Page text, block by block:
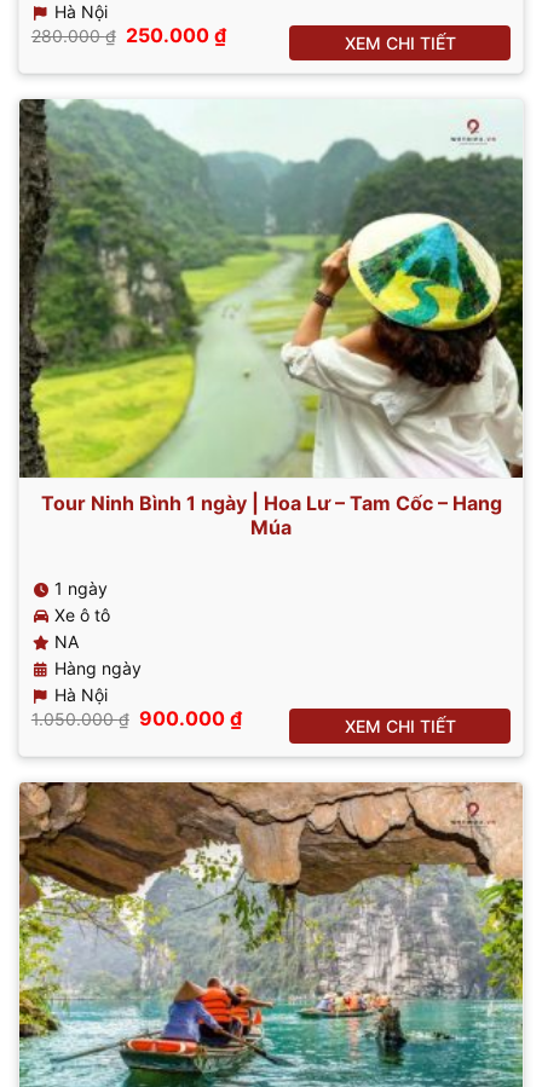
Hà Nội
280.000₫ Giá
là:
250.000 ₫Giá
hiện
tại
XEM CHI TIẾT
Tour Ninh Bình 1 ngày | Hoa Lư – Tam Cốc – Hang
Múa
1 ngày
Xe ô tô
NA
Hàng ngày
Hà Nội
1.050.000₫ Giá
là:
900.000 ₫Giá
hiện
tại
900.000 ₫.
XEM CHI TIẾT